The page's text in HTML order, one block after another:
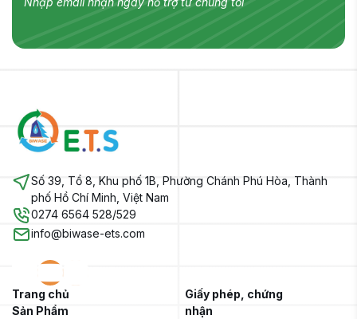
Số 39, Tổ 8, Khu phố 1B, Phường Chánh Phú Hòa, Thành
phố Hồ Chí Minh, Việt Nam
0274 6564 528/529
info@biwase-ets.com
Trang chủ
Sản Phẩm
Giấy phép, chứng
nhận